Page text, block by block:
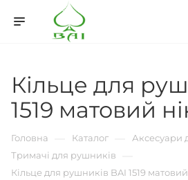
Кільце для
1519 матовий
Головна Каталог Аксесуари
Тримачі для рушників
Кільце для рушників BAI 1519